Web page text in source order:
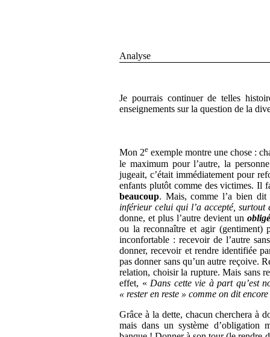
Analyse
Je pourrais continuer de telles
enseignements sur la question de la
Mon 2e exemple montre une chose :
le maximum pour l’autre, la
jugeait, c’était immédiatement pour
enfants plutôt comme des victimes. Il
beaucoup. Mais, comme l’a bien
inférieur celui qui l’a accepté,
donne, et plus l’autre devient un
ou la reconnaître et agir (gentiment)
inconfortable : recevoir de l’autre
donner, recevoir et rendre identifiée
pas donner sans qu’un autre reçoive.
relation, choisir la rupture. Mais sans
effet, « Dans cette vie à part qu’est
« rester en reste » comme on dit
Grâce à la dette, chacun cherchera à
mais dans un système d’obligation